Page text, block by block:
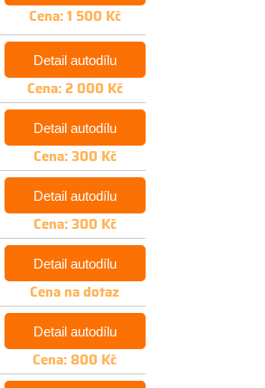
Cena: 1 500 Kč
Detail autodílu
Cena: 2 000 Kč
Detail autodílu
Cena: 300 Kč
Detail autodílu
Cena: 300 Kč
Detail autodílu
Cena na dotaz
Detail autodílu
Cena: 800 Kč